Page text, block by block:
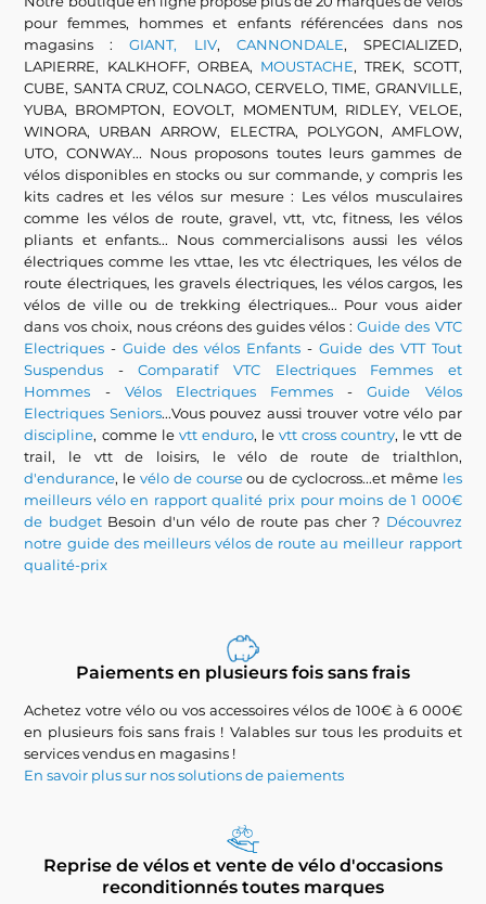
pour femmes, hommes et enfants référencées dans nos
magasins :GIANT, LIV, CANNONDALE, SPECIALIZED,
LAPIERRE, KALKHOFF, ORBEA, MOUSTACHE, TREK, SCOTT,
CUBE, SANTA CRUZ, COLNAGO, CERVELO, TIME, GRANVILLE,
YUBA, BROMPTON, EOVOLT, MOMENTUM, RIDLEY, VELOE,
WINORA, URBAN ARROW, ELECTRA, POLYGON, AMFLOW,
UTO, CONWAY... Nous proposons toutes leurs gammes de
vélos disponibles en stocks ou sur commande, y compris les
kits cadres et les vélos sur mesure : Les vélos musculaires
comme les vélos de route, gravel, vtt, vtc, fitness, les vélos
pliants et enfants... Nous commercialisons aussi les vélos
électriques comme les vttae, les vtc électriques, les vélos de
route électriques, les gravels électriques, les vélos cargos, les
vélos de ville ou de trekking électriques... Pour vous aider
dans vos choix, nous créons des guides vélos :Guide des VTC
Electriques -Guide des vélos Enfants - Guide des VTT Tout
Suspendus -Comparatif VTC Electriques Femmes et
Hommes - Vélos Electriques Femmes -Guide Vélos
Electriques Seniors...Vous pouvez aussi trouver votre vélo par
discipline, comme le vtt enduro, levtt cross country, le vtt de
trail, le vtt de loisirs, le vélo de route de trialthlon,
d'endurance, levélo de courseou de cyclocross...et même les
meilleurs vélo en rapport qualité prix pour moins de 1 000€
de budgetBesoin d'un vélo de route pas cher ? Découvrez
notre guide des meilleurs vélos de route au meilleur rapport
qualité-prix
Paiements en plusieurs fois sans frais
Achetez votre vélo ou vos accessoires vélos de 100€ à 6 000€
en plusieurs fois sans frais ! Valables sur tous les produits et
services vendus en magasins !
En savoir plus sur nos solutions de paiements
Reprise de vélos et vente de vélo d'occasions
reconditionnés toutes marques